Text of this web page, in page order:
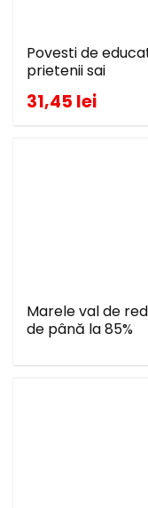
Povesti de
prietenii sai
31,45 lei
Marele val de
de până la 85%